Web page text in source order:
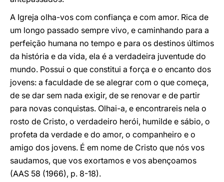
A Igreja olha-vos com confiança e com amor. Rica de
um longo passado sempre vivo, e caminhando para a
perfeição humana no tempo e para os destinos últimos
da história e da vida, ela é a verdadeira juventude do
mundo. Possui o que constitui a força e o encanto dos
jovens: a faculdade de se alegrar com o que começa,
de se dar sem nada exigir, de se renovar e de partir
para novas conquistas. Olhai-a, e encontrareis nela o
rosto de Cristo, o verdadeiro herói, humilde e sábio, o
profeta da verdade e do amor, o companheiro e o
amigo dos jovens. É em nome de Cristo que nós vos
saudamos, que vos exortamos e vos abençoamos
(AAS 58 (1966), p. 8-18).